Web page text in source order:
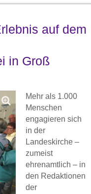
auf dem
in Groß
Mehr als 1.000
Menschen
engagieren sich
in der
Landeskirche –
zumeist
ehrenamtlich – in
den Redaktionen
der